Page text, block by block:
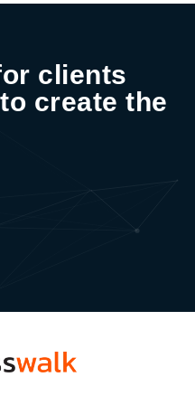
น์และออฟไลน์ ทริค
เราต้องเข้าใจว่า
อสารอะไร มีค่านิยม
รถสร้างตัวละครที่
งเหมาะสม ออกแบบ
กษณะที่น่าจดจำและ
งชัดเจน ไม่ว่าจะเป็น
ะนิสัย ใช้ตัวละครใน
การทำการตลาดและ
ฆษณา โซเชียลมีเดีย
สริมการขาย การปรับ
สนอผ่านเนื้อหาวิดีโอ,
ปญโฆษณา การใช้ตัว
clients
create the